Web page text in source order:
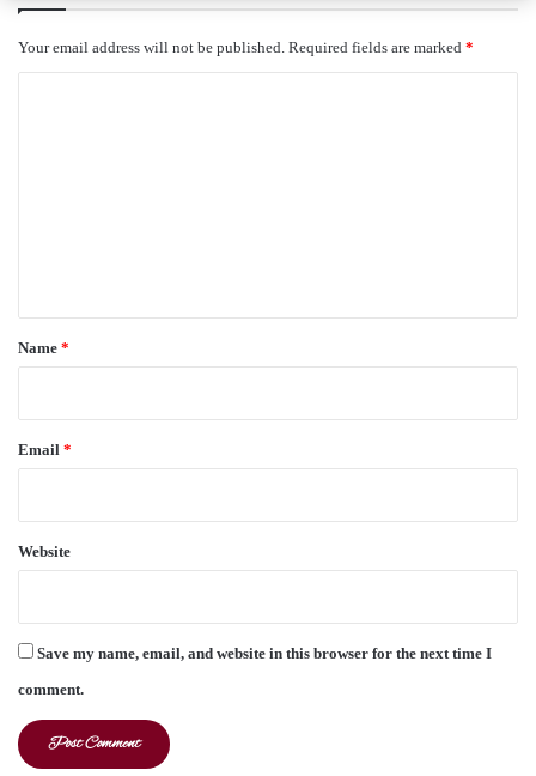
Your email address will not be published. Required fields are marked *
*
Name *
Email *
Website
Save my name, email, and website in this browser for the next time I
comment.